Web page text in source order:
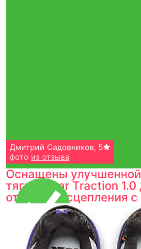
Тройная гарантия
Дмитрий Садовников, 5
фото из отзыва
Оснащены
тяги Smear Traction 1.0
отличного сцепления